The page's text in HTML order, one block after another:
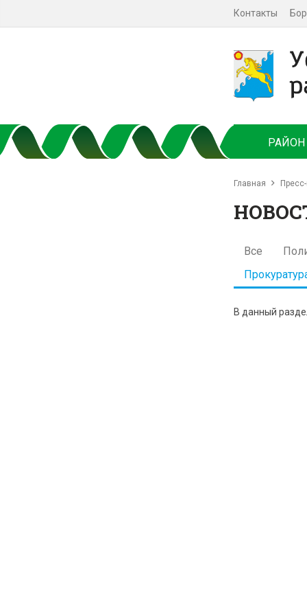
Контакты
РАЙОН
Главная
Все
В данный